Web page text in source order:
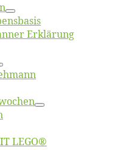
Erklärung
LEGO®